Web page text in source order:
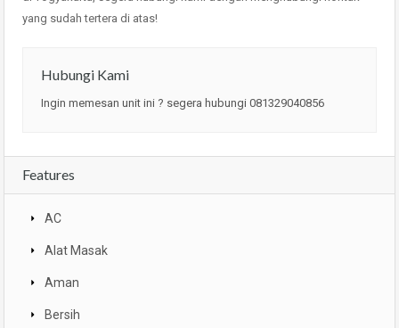
yang sudah tertera di atas!
Hubungi Kami
Ingin memesan unit ini ? segera hubungi 081329040856
Features
AC
Alat Masak
Aman
Bersih